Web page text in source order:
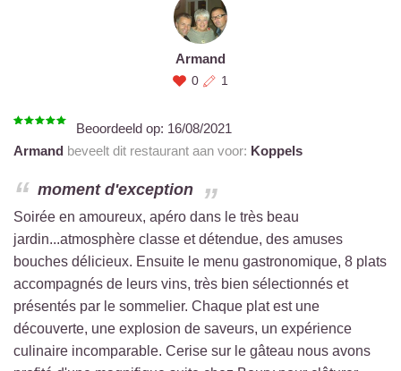
Armand
0 1
Beoordeeld op: 16/08/2021
Armand beveelt dit restaurant aan voor: Koppels
moment d'exception
Soirée en amoureux, apéro dans le très beau
jardin...atmosphère classe et détendue, des amuses
bouches délicieux. Ensuite le menu gastronomique, 8 plats
accompagnés de leurs vins, très bien sélectionnés et
présentés par le sommelier. Chaque plat est une
découverte, une explosion de saveurs, un expérience
culinaire incomparable. Cerise sur le gâteau nous avons